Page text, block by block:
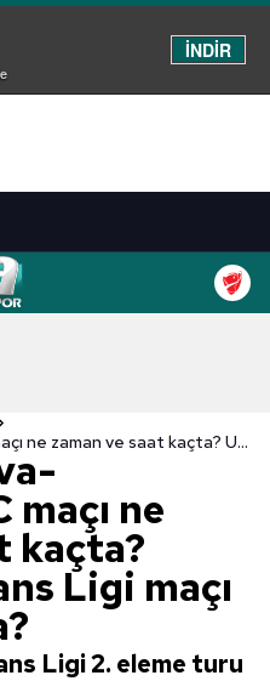
İNDİR
Spartak Trnava-Hibernians FC maçı ne zaman ve saat kaçta? UEFA Konferans Ligi maçı hangi kanalda?
ne
kaçta?
Ligi maçı
Ligi 2. eleme turu